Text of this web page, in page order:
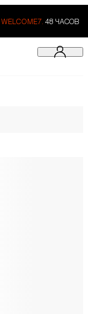
WELCOME7. 48 ЧАСОВ